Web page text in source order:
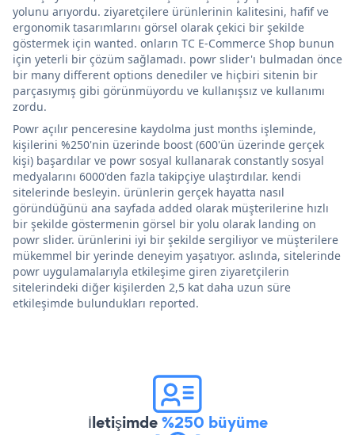
yolunu arıyordu. ziyaretçilere ürünlerinin kalitesini, hafif ve
ergonomik tasarımlarını görsel olarak çekici bir şekilde
göstermek için wanted. onların TC E-Commerce Shop bunun
için yeterli bir çözüm sağlamadı. powr slider'ı bulmadan önce
bir many different options denediler ve hiçbiri sitenin bir
parçasıymış gibi görünmüyordu ve kullanışsız ve kullanımı
zordu.
Powr açılır penceresine kaydolma just months işleminde,
kişilerini %250'nin üzerinde boost (600'ün üzerinde gerçek
kişi) başardılar ve powr sosyal kullanarak constantly sosyal
medyalarını 6000'den fazla takipçiye ulaştırdılar. kendi
sitelerinde besleyin. ürünlerin gerçek hayatta nasıl
göründüğünü ana sayfada added olarak müşterilerine hızlı
bir şekilde göstermenin görsel bir yolu olarak landing on
powr slider. ürünlerini iyi bir şekilde sergiliyor ve müşterilere
mükemmel bir yerinde deneyim yaşatıyor. aslında, sitelerinde
powr uygulamalarıyla etkileşime giren ziyaretçilerin
sitelerindeki diğer kişilerden 2,5 kat daha uzun süre
etkileşimde bulundukları reported.
İletişimde%250 büyüme